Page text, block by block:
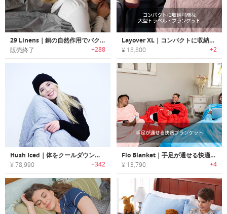
29 Linens｜銅の自然作用でバクテリアを殺菌するベッドシーツ/ピローケース「29リネン」
販売終了 +288
Layover XL｜コンパクトに収納可能な大型トラベル・ブランケット
¥ 18,800 +2
Hush Iced｜体をクールダウンして睡眠品質を向上させるクーリングウェイトブランケット「ハッシュアイスド」
¥ 78,990 +342
Flo Blanket｜手足が通せる快適ブランケット「フロ」
¥ 13,790 +4